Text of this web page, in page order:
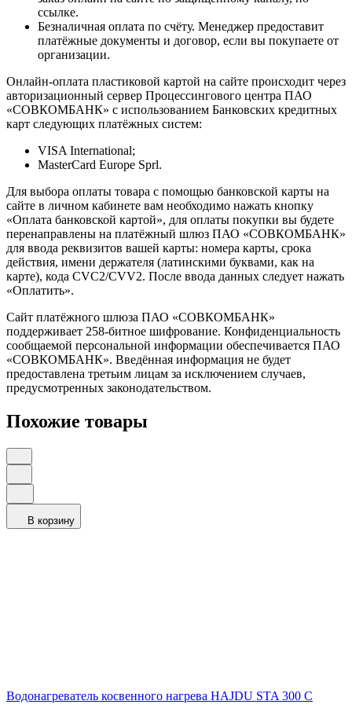
ссылке.
Безналичная оплата по счёту. Менеджер предоставит
платёжные документы и договор, если вы покупаете от
организации.
Онлайн-оплата пластиковой картой на сайте происходит через
авторизационный сервер Процессингового центра ПАО
«СОВКОМБАНК» с использованием Банковских кредитных
карт следующих платёжных систем:
VISA International;
MasterCard Europe Sprl.
Для выбора оплаты товара с помощью банковской карты на
сайте в личном кабинете вам необходимо нажать кнопку
«Оплата банковской картой», для оплаты покупки вы будете
перенаправлены на платёжный шлюз ПАО «СОВКОМБАНК»
для ввода реквизитов вашей карты: номера карты, срока
действия, имени держателя (латинскими буквами, как на
карте), кода CVC2/CVV2. После ввода данных следует нажать
«Оплатить».
Сайт платёжного шлюза ПАО «СОВКОМБАНК»
поддерживает 258-битное шифрование. Конфиденциальность
сообщаемой персональной информации обеспечивается ПАО
«СОВКОМБАНК». Введённая информация не будет
предоставлена третьим лицам за исключением случаев,
предусмотренных законодательством.
Похожие товары
В корзину
Водонагреватель косвенного нагрева HAJDU STA 300 С